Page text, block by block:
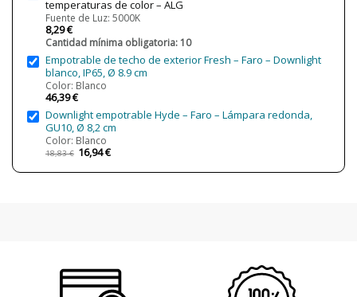
Técnico
Fabricado en
Año Lanzamiento
2019
Etiqueta Energética
Estado Nuevo
temperaturas de color – ALG
Fuente de Luz: 5000K
8,29 €
Cantidad mínima obligatoria: 10
Empotrable de techo de exterior Fresh – Faro – Downlight
blanco, IP65, Ø 8.9 cm
Color: Blanco
46,39 €
Downlight empotrable Hyde – Faro – Lámpara redonda,
GU10, Ø 8,2 cm
Color: Blanco
18,83 € 16,94 €